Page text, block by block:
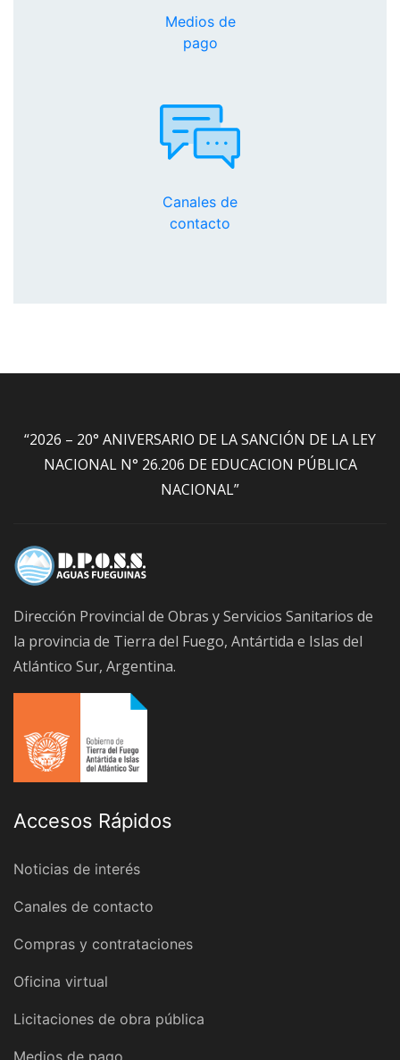
Medios de
pago
Canales de
contacto
“2026 – 20° ANIVERSARIO DE LA SANCIÓN DE LA LEY
NACIONAL N° 26.206 DE EDUCACION PÚBLICA
NACIONAL”
Dirección Provincial de Obras y Servicios Sanitarios de
la provincia de Tierra del Fuego, Antártida e Islas del
Atlántico Sur, Argentina.
Accesos Rápidos
Noticias de interés
Canales de contacto
Compras y contrataciones
Oficina virtual
Licitaciones de obra pública
Medios de pago